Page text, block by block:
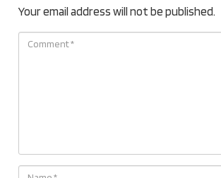
Your email address will not be published.